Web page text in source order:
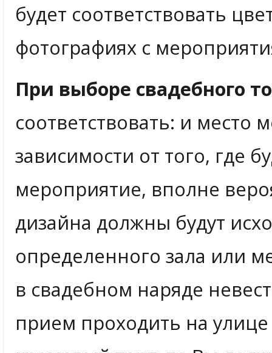
будет соответствовать
фотографиях с
При выборе свадебного
соответствовать: и
зависимости от того, где
мероприятие, вполне
дизайна должны будут
определенного зала или
в свадебном наряде
прием проходить на